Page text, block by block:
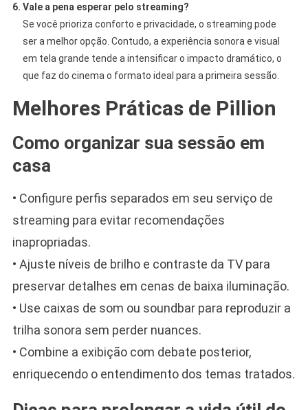
6. Vale a pena esperar pelo streaming?
Se você prioriza conforto e privacidade, o streaming pode
ser a melhor opção. Contudo, a experiência sonora e visual
em tela grande tende a intensificar o impacto dramático, o
que faz do cinema o formato ideal para a primeira sessão.
Melhores Práticas de Pillion
Como organizar sua sessão em
casa
• Configure perfis separados em seu serviço de
streaming para evitar recomendações
inapropriadas.
• Ajuste níveis de brilho e contraste da TV para
preservar detalhes em cenas de baixa iluminação.
• Use caixas de som ou soundbar para reproduzir a
trilha sonora sem perder nuances.
• Combine a exibição com debate posterior,
enriquecendo o entendimento dos temas tratados.